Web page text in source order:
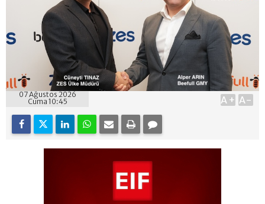
07 Ağustos 2026
Cuma 10:45
A+ A-